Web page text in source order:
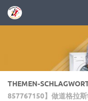
Zum Inhalt springen
THEMEN-
857767150】做道格拉